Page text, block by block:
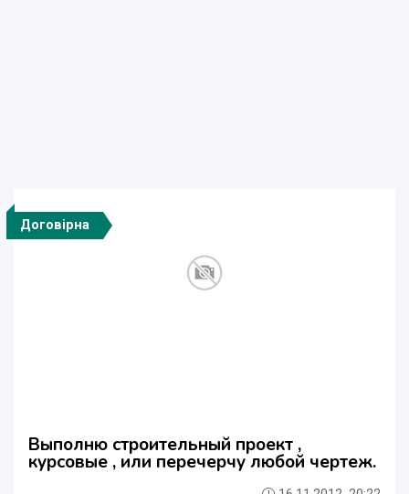
Договірна
Выполню строительный проект ,
курсовые , или перечерчу любой чертеж.